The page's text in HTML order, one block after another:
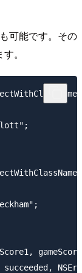
可能です。その
。
Plott";